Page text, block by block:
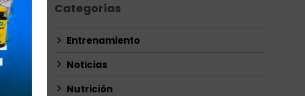
Categorías
Entrenamiento
Noticias
Nutrición